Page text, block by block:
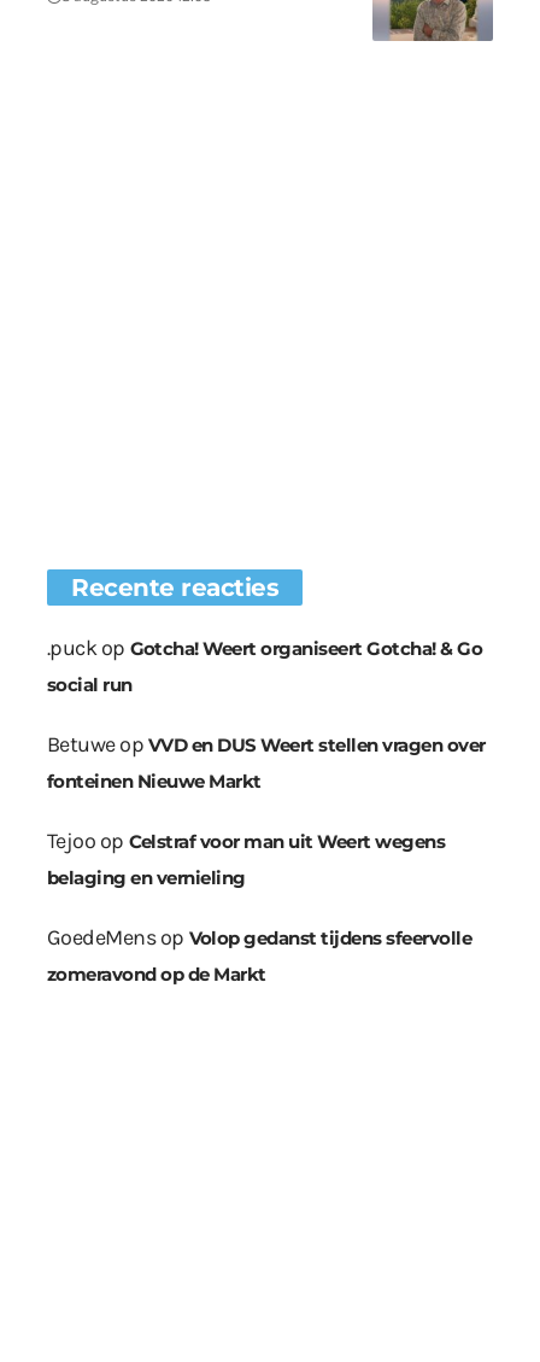
Recente reacties
.puckop Gotcha! Weert organiseert Gotcha! & Go
social run
Betuweop VVD en DUS Weert stellen vragen over
fonteinen Nieuwe Markt
Tejoo op Celstraf voor man uit Weert wegens
belaging en vernieling
GoedeMensop Volop gedanst tijdens sfeervolle
zomeravond op de Markt